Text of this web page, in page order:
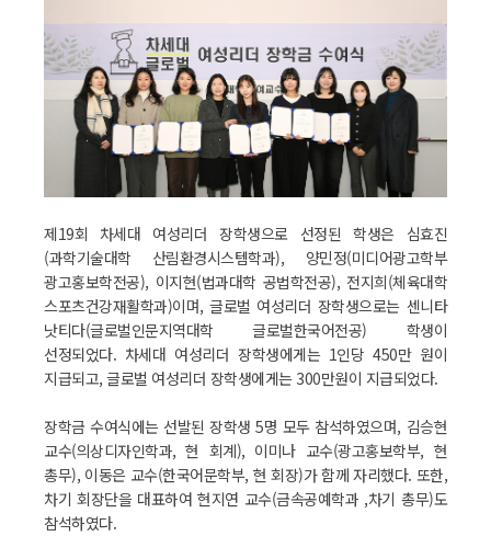
제19회 차세대 여성리더 장학생으로 선정된 학생은 심효진
(과학기술대학 산림환경시스템학과), 양민정(미디어광고학부
광고홍보학전공), 이지현(법과대학 공법학전공), 전지희(체육대학
스포츠건강재활학과)이며, 글로벌 여성리더 장학생으로는 센니타
낫티다(글로벌인문지역대학 글로벌한국어전공) 학생이
선정되었다. 차세대 여성리더 장학생에게는 1인당 450만 원이
지급되고, 글로벌 여성리더 장학생에게는 300만원이 지급되었다.
장학금 수여식에는 선발된 장학생 5명 모두 참석하였으며, 김승현
교수(의상디자인학과, 현 회계), 이미나 교수(광고홍보학부, 현
총무), 이동은 교수(한국어문학부, 현 회장)가 함께 자리했다. 또한,
차기 회장단을 대표하여 현지연 교수(금속공예학과 ,차기 총무)도
참석하였다.